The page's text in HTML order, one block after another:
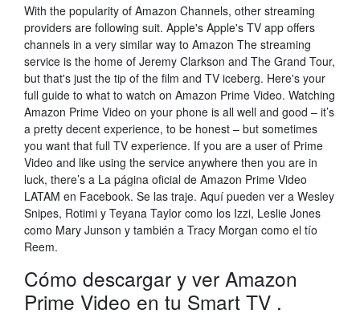
With the popularity of Amazon Channels, other streaming
providers are following suit. Apple's Apple's TV app offers
channels in a very similar way to Amazon The streaming
service is the home of Jeremy Clarkson and The Grand Tour,
but that's just the tip of the film and TV iceberg. Here's your
full guide to what to watch on Amazon Prime Video. Watching
Amazon Prime Video on your phone is all well and good – it’s
a pretty decent experience, to be honest – but sometimes
you want that full TV experience. If you are a user of Prime
Video and like using the service anywhere then you are in
luck, there’s a La página oficial de Amazon Prime Video
LATAM en Facebook. Se las traje. Aquí pueden ver a Wesley
Snipes, Rotimi y Teyana Taylor como los Izzi, Leslie Jones
como Mary Junson y también a Tracy Morgan como el tío
Reem.
Cómo descargar y ver Amazon
Prime Video en tu Smart TV .